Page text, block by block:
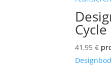
Cycle
41,95€